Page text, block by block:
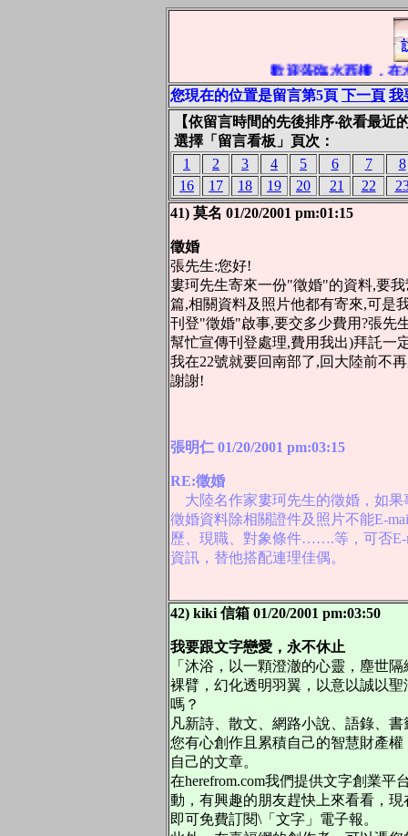
歡迎蒞臨水西樓，
您現在的位置是留言第5頁 下一頁 我
【依留言時間的先後排序‧欲看最近
選擇「留言看板」頁次：
1
2 3 4 5 6 7
8
16
17 18 19 20 21 22
41) 莫名 01/20/2001 pm:01:15
徵婚
張先生:您好!
婁珂先生寄來一份"徵婚"的資料,要
篇,相關資料及照片他都有寄來,可是
刊登"徵婚"啟事,要交多少費用?張先
幫忙宣傳刊登處理,費用我出)拜託一
我在22號就要回南部了,回大陸前不
謝謝!
張明仁 01/20/2001 pm:03:15
RE:徵婚
大陸名作家婁珂先生的徵婚，如果
徵婚資料除相關證件及照片不能E-
歷、現職、對象條件…….等，可否E-
資訊，替他搭配連理佳偶。
42) kiki 信箱 01/20/2001 pm:03:50
我要跟文字戀愛，永不休止
「沐浴，以一顆澄澈的心靈，塵世
裸臂，幻化透明羽翼，以意以誠以
嗎？
凡新詩、散文、網路小說、語錄、
您有心創作且累積自己的智慧財產權
自己的文章。
在herefrom.com我們提供文字創業
動，有興趣的朋友趕快上來看看，現
即可免費訂閱\「文字」電子報。